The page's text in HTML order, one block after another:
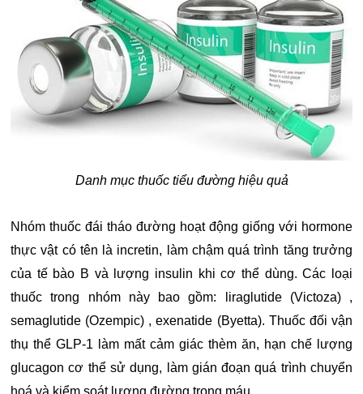
Danh mục thuốc tiểu đường hiệu quả
Nhóm thuốc đái tháo đường hoạt động giống với hormone
thực vật có tên là incretin, làm chậm quá trình tăng trưởng
của tế bào B và lượng insulin khi cơ thể dùng. Các loại
thuốc trong nhóm này bao gồm: liraglutide (Victoza) ,
semaglutide (Ozempic) , exenatide (Byetta). Thuốc đối vận
thụ thể GLP-1 làm mất cảm giác thèm ăn, hạn chế lượng
glucagon cơ thể sử dụng, làm gián đoạn quá trình chuyển